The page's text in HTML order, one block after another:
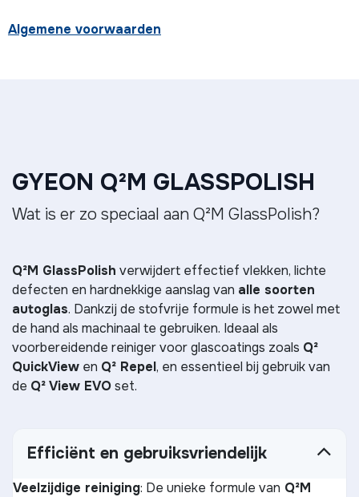
Algemene voorwaarden
GYEON Q²M GLASSPOLISH
Wat is er zo speciaal aan Q²M GlassPolish?
Q²M GlassPolish verwijdert effectief vlekken, lichte
defecten en hardnekkige aanslag van alle soorten
autoglas. Dankzij de stofvrije formule is het zowel met
de hand als machinaal te gebruiken. Ideaal als
voorbereidende reiniger voor glascoatings zoals Q²
QuickView en Q² Repel, en essentieel bij gebruik van
de Q² View EVOset.
Efficiënt en gebruiksvriendelijk
Veelzijdige reiniging: De unieke formule van Q²M